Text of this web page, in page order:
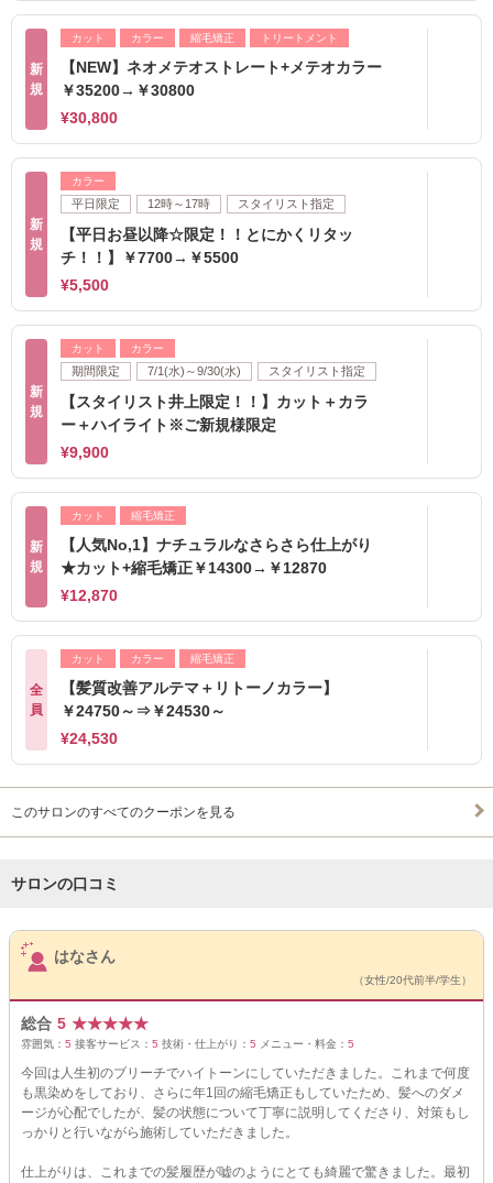
新
規
カット カラー 縮毛矯正 トリートメント
【NEW】ネオメテオストレート+メテオカラー
￥35200→￥30800
¥30,800
新
規
カラー
平日限定 12時～17時 スタイリスト指定
【平日お昼以降☆限定！！とにかくリタッ
チ！！】￥7700→￥5500
¥5,500
新
規
カット カラー
期間限定 7/1(水)～9/30(水) スタイリスト指定
【スタイリスト井上限定！！】カット＋カラ
ー＋ハイライト※ご新規様限定
¥9,900
新
規
カット 縮毛矯正
【人気No,1】ナチュラルなさらさら仕上がり
★カット+縮毛矯正￥14300→￥12870
¥12,870
全
員
カット カラー 縮毛矯正
【髪質改善アルテマ＋リトーノカラー】
￥24750～⇒￥24530～
¥24,530
このサロンのすべてのクーポンを見る
サロンの口コミ
サロンPick Up
はなさん
（女性/20代前半/学生）
総合 5 ★★★★★
雰囲気： 5 接客サービス： 5 技術・仕上がり： 5 メニュー・料金： 5
今回は人生初のブリーチでハイトーンにしていただきました。これまで何度
も黒染めをしており、さらに年1回の縮毛矯正もしていたため、髪へのダメ
ージが心配でしたが、髪の状態について丁寧に説明してくださり、対策もし
っかりと行いながら施術していただきました。
仕上がりは、これまでの髪履歴が嘘のようにとても綺麗で驚きました。最初